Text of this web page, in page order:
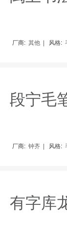
厂商: 其他 | 风格:
段宁毛
厂商: 钟齐 | 风格:
有字库